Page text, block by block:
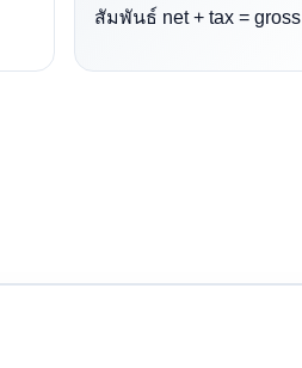
สัมพันธ์ net + tax = gross